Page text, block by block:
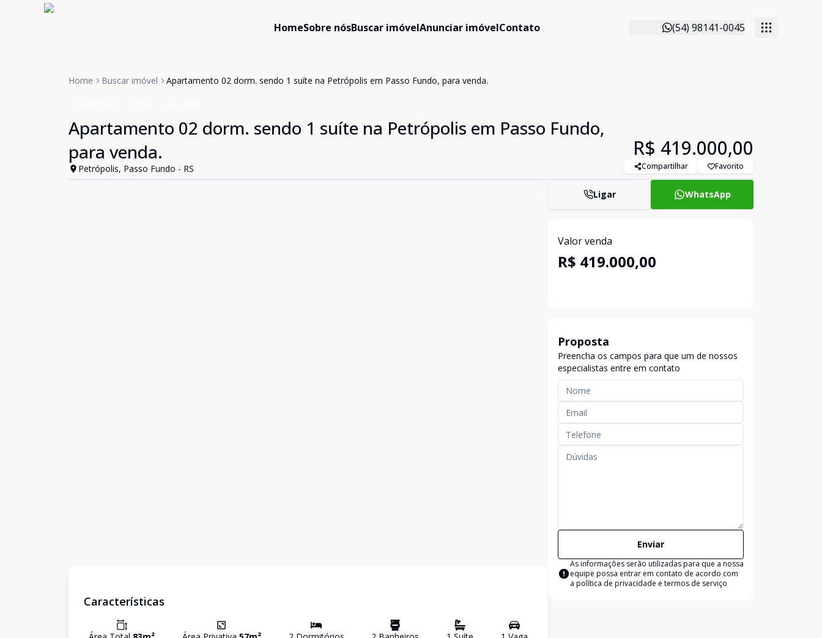
HomeSobre nósBuscar imóvelAnunciar imóvelContato (54) 98141-0045
Home Buscar imóvel Apartamento 02 dorm. sendo 1 suíte na Petrópolis em Passo Fundo, para venda.
Apartamento 02 dorm. sendo 1 suíte na Petrópolis em Passo Fundo,
para venda.
Petrópolis, Passo Fundo - RS
R$ 419.000,00
Compartilhar Favorito
Características
Ligar WhatsApp
Valor venda
R$ 419.000,00
Proposta
Preencha os campos para que um de nossos
especialistas entre em contato
Enviar
As informações serão utilizadas para que a nossa
equipe possa entrar em contato de acordo com
a política de privacidade e termos de serviço